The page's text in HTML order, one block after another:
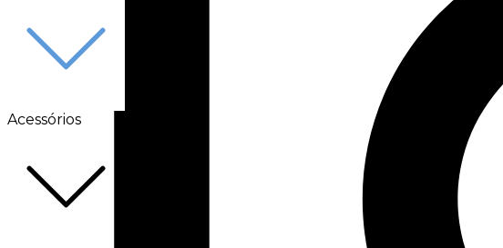
Acessórios